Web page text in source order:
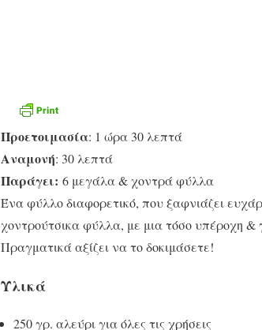
Προετοιμασία: 1 ώρα 30 λεπτά
Αναμονή: 30 λεπτά
Παράγει: 6 μεγάλα & χοντρά φύλλα
Ένα φύλλο διαφορετικό, που ξαφνιάζει
χοντρούτσικα φύλλα, με μια τόσο υπέροχη &
Πραγματικά αξίζει να το δοκιμάσετε!
Υλικά
250 γρ. αλεύρι για όλες τις χρήσεις